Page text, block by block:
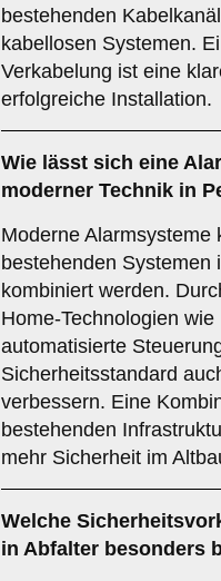
bestehenden
kabellosen Systemen.
Verkabelung ist eine
erfolgreiche Installation.
Wie lässt sich eine
moderner Technik in
Moderne Alarmsysteme
bestehenden Systemen
kombiniert werden.
Home-Technologien
automatisierte
Sicherheitsstandard
verbessern. Eine
bestehenden
mehr Sicherheit im
Welche
in Abfalter besonders